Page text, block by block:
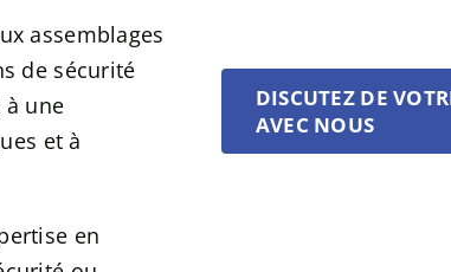
assemblages
de sécurité
à une
et à
en
DISCUTEZ DE
AVEC NOUS